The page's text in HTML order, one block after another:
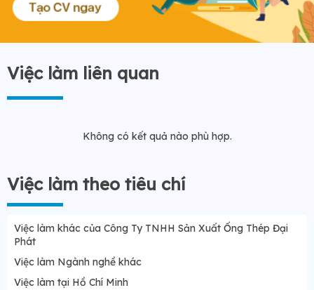
Việc làm liên quan
Không có kết quả nào phù hợp.
Việc làm theo tiêu chí
Việc làm khác của Công Ty TNHH Sản Xuất Ống Thép Đại
Phát
Việc làm Ngành nghề khác
Việc làm tại Hồ Chí Minh